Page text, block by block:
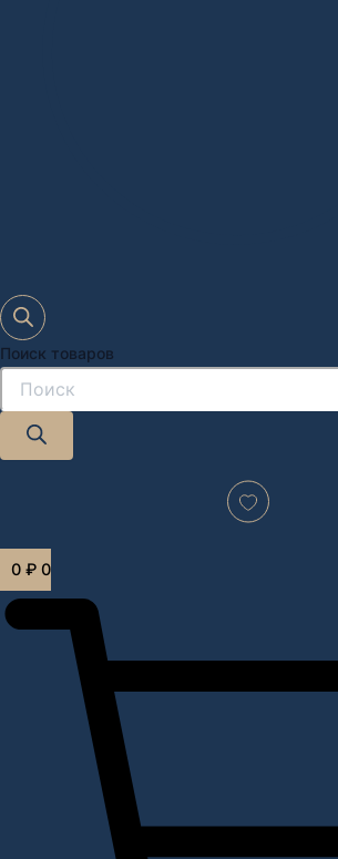
Поиск товаров
0 ₽ 0
Дизайн-проект "под ключ" в Москве